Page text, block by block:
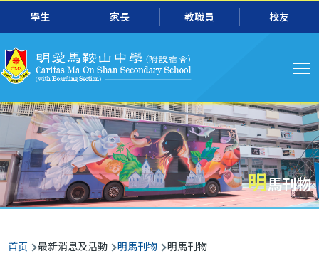
跳转到主要内容
學生 家長 教職員 校友
主
航
明馬刊物
面
包
首页 最新消息及活動 明馬刊物 明馬刊物